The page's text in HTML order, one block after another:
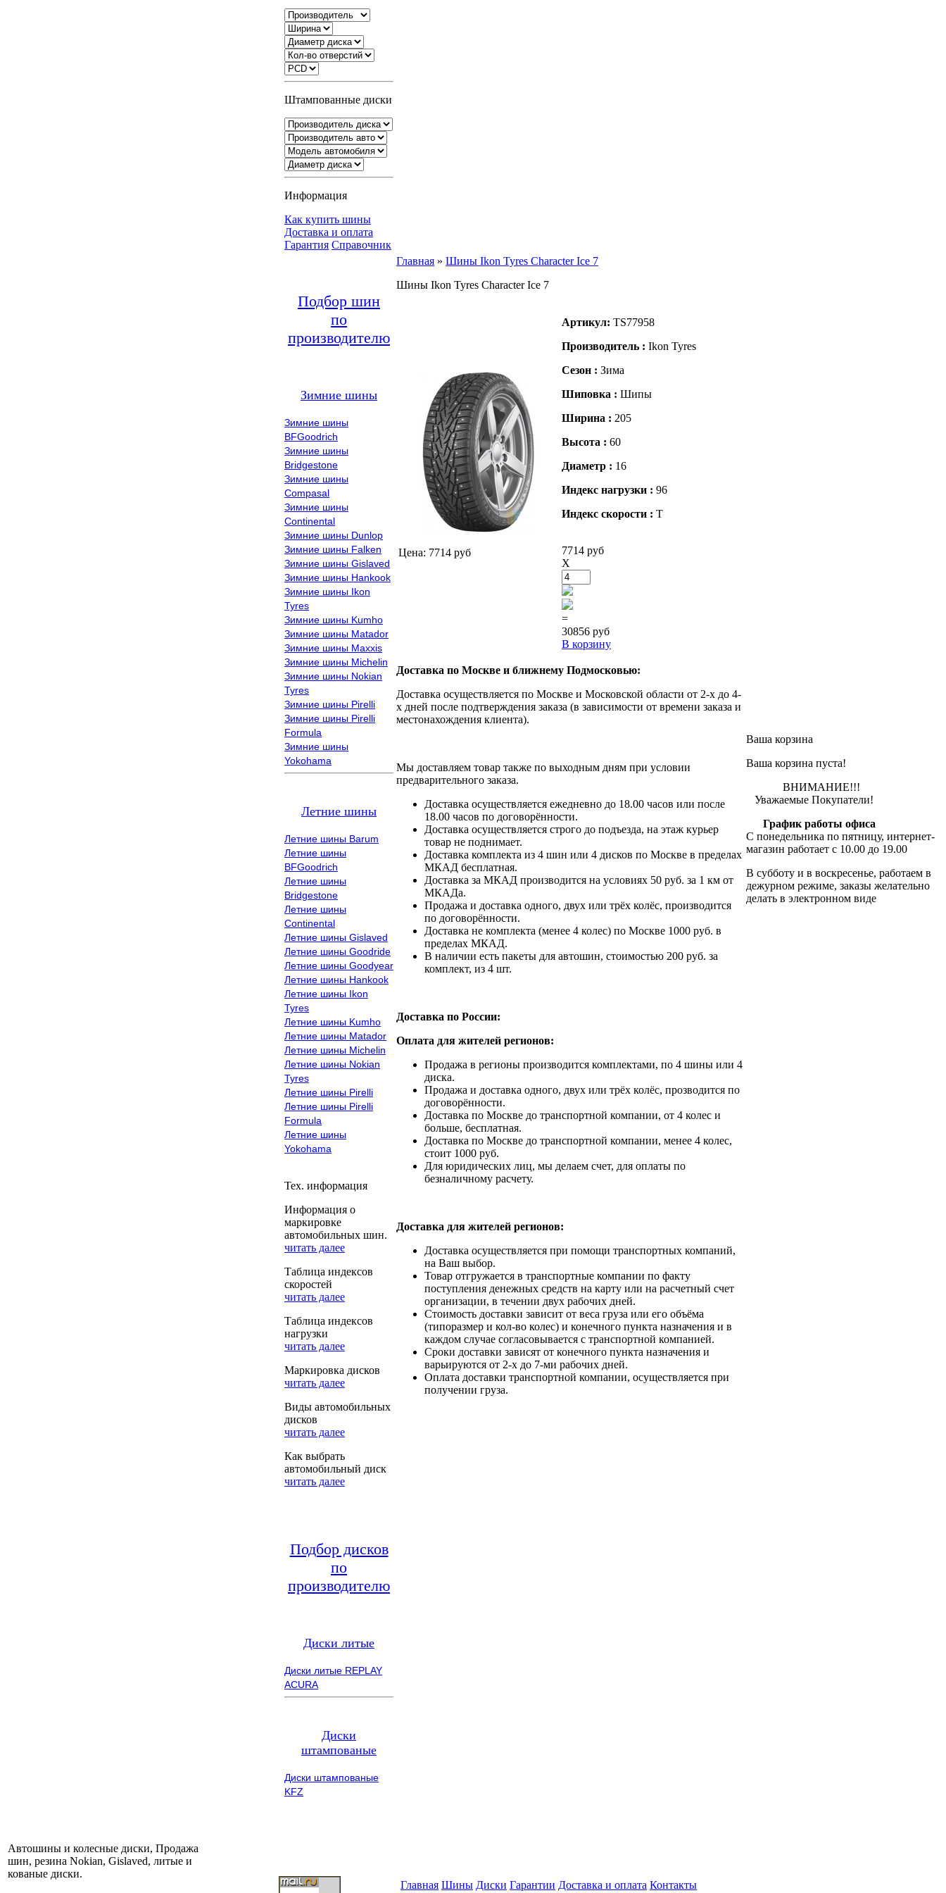
Штампованные диски
Информация
Как купить шины
Доставка и оплата
Гарантия Справочник
Подбор шин
по
производителю
Зимние шины
Зимние шины
BFGoodrich
Зимние шины
Bridgestone
Зимние шины
Compasal
Зимние шины
Continental
Зимние шины Dunlop
Зимние шины Falken
Зимние шины Gislaved
Зимние шины Hankook
Зимние шины Ikon
Tyres
Зимние шины Kumho
Зимние шины Matador
Зимние шины Maxxis
Зимние шины Michelin
Зимние шины Nokian
Tyres
Зимние шины Pirelli
Зимние шины Pirelli
Formula
Зимние шины
Yokohama
Летние шины
Летние шины Barum
Летние шины
BFGoodrich
Летние шины
Bridgestone
Летние шины
Continental
Летние шины Gislaved
Летние шины Goodride
Летние шины Goodyear
Летние шины Hankook
Летние шины Ikon
Tyres
Летние шины Kumho
Летние шины Matador
Летние шины Michelin
Летние шины Nokian
Tyres
Летние шины Pirelli
Летние шины Pirelli
Formula
Летние шины
Yokohama
Тех. информация
Информация о
маркировке
автомобильных шин.
читать далее
Таблица индексов
скоростей
читать далее
Таблица индексов
нагрузки
читать далее
Маркировка дисков
читать далее
Виды автомобильных
дисков
читать далее
Как выбрать
автомобильный диск
читать далее
Подбор дисков
по
производителю
Диски литые
Диски литые REPLAY
ACURA
Диски
штампованые
Диски штампованые
KFZ
Главная » Шины Ikon Tyres Character Ice 7
Шины Ikon Tyres Character Ice 7
Цена: 7714 руб
Артикул: TS77958
Производитель : Ikon Tyres
Сезон : Зима
Шиповка : Шипы
Ширина : 205
Высота : 60
Диаметр : 16
Индекс нагрузки : 96
Индекс скорости : T
7714 руб
X
=
30856 руб
В корзину
Доставка по Москве и ближнему Подмосковью:
Доставка осуществляется по Москве и Московской области от 2-х до 4-
х дней после подтверждения заказа (в зависимости от времени заказа и
местонахождения клиента).
Мы доставляем товар также по выходным дням при условии
предварительного заказа.
Доставка осуществляется ежедневно до 18.00 часов или после
18.00 часов по договорённости.
Доставка осуществляется строго до подъезда, на этаж курьер
товар не поднимает.
Доставка комплекта из 4 шин или 4 дисков по Москве в пределах
МКАД бесплатная.
Доставка за МКАД производится на условиях 50 руб. за 1 км от
МКАДа.
Продажа и доставка одного, двух или трёх колёс, производится
по договорённости.
Доставка не комплекта (менее 4 колес) по Москве 1000 руб. в
пределах МКАД.
В наличии есть пакеты для автошин, стоимостью 200 руб. за
комплект, из 4 шт.
Доставка по России:
Оплата для жителей регионов:
Продажа в регионы производится комплектами, по 4 шины или 4
диска.
Продажа и доставка одного, двух или трёх колёс, прозводится по
договорённости.
Доставка по Москве до транспортной компании, от 4 колес и
больше, бесплатная.
Доставка по Москве до транспортной компании, менее 4 колес,
стоит 1000 руб.
Для юридических лиц, мы делаем счет, для оплаты по
безналичному расчету.
Доставка для жителей регионов:
Доставка осуществляется при помощи транспортных компаний,
на Ваш выбор.
Товар отгружается в транспортные компании по факту
поступления денежных средств на карту или на расчетный счет
организации, в течении двух рабочих дней.
Стоимость доставки зависит от веса груза или его объёма
(типоразмер и кол-во колес) и конечного пункта назначения и в
каждом случае согласовывается с транспортной компанией.
Сроки доставки зависят от конечного пункта назначения и
варьируются от 2-х до 7-ми рабочих дней.
Оплата доставки транспортной компании, осуществляется при
получении груза.
Ваша корзина
Ваша корзина пуста!
ВНИМАНИЕ!!!
Уважаемые Покупатели!
График работы офиса
С понедельника по пятницу, интернет-
магазин работает с 10.00 до 19.00
В субботу и в воскресенье, работаем в
дежурном режиме, заказы желательно
делать в электронном виде
Автошины и колесные диски, Продажа
шин, резина Nokian, Gislaved, литые и
кованые диски.
Главная Шины Диски Гарантии Доставка и оплата Контакты